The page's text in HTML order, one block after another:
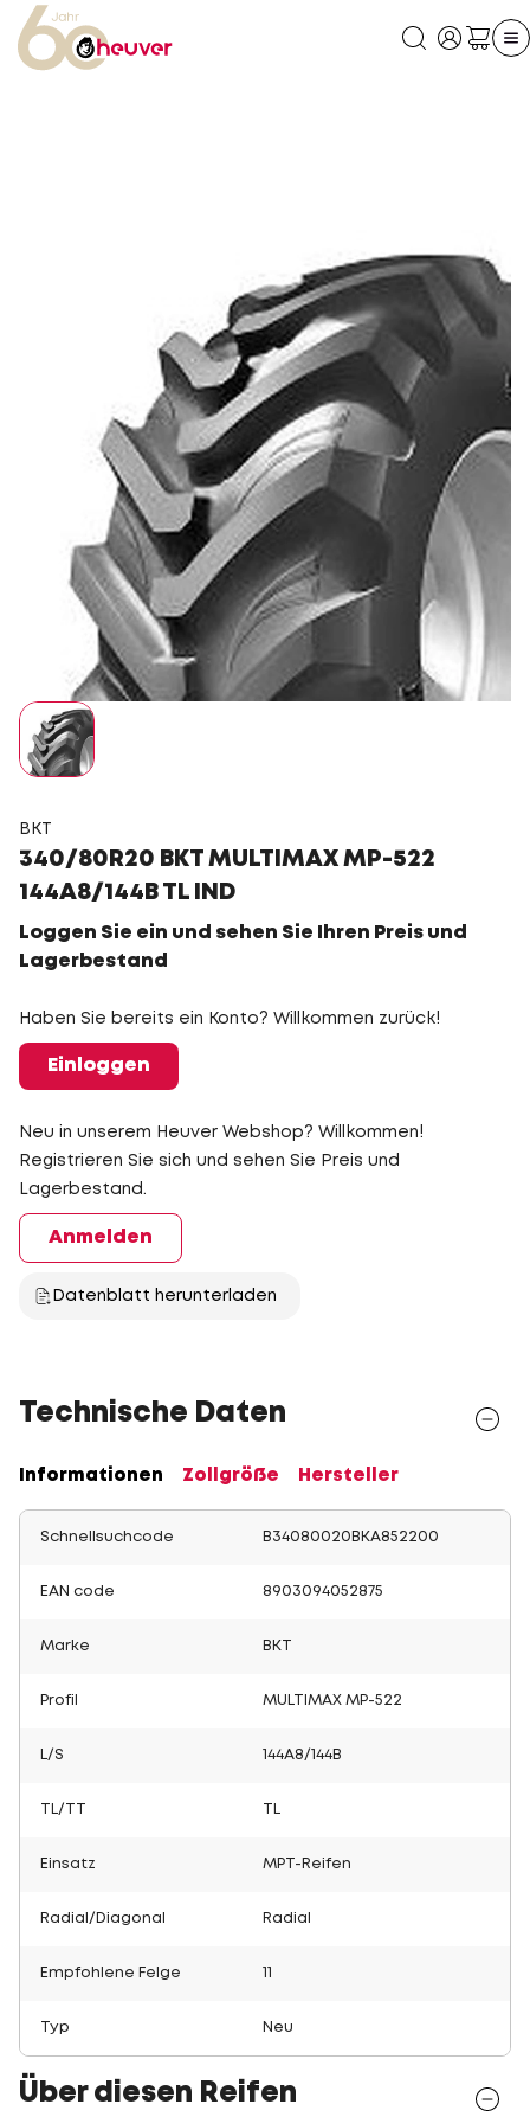
BKT
340/80R20 BKT MULTIMAX MP-522
144A8/144B TL IND
Loggen Sie ein und sehen Sie Ihren Preis und
Lagerbestand
Haben Sie bereits ein Konto? Willkommen zurück!
Einloggen
Neu in unserem Heuver Webshop? Willkommen!
Registrieren Sie sich und sehen Sie Preis und
Lagerbestand.
Anmelden
Datenblatt herunterladen
Technische Daten
Informationen Zollgröße Hersteller
Schnellsuchcode B34080020BKA852200
EAN code 8903094052875
Marke BKT
Profil MULTIMAX MP-522
L/S 144A8/144B
TL/TT
Einsatz MPT-Reifen
Radial/Diagonal Radial
Empfohlene Felge
Typ Neu
Über diesen Reifen